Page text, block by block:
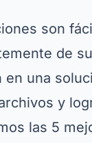
son
de
una
y
las 5